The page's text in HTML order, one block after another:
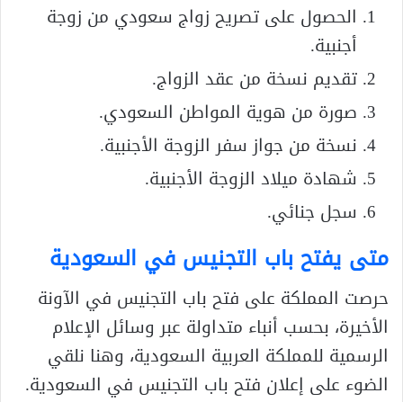
الحصول على تصريح زواج سعودي من زوجة
أجنبية.
تقديم نسخة من عقد الزواج.
صورة من هوية المواطن السعودي.
نسخة من جواز سفر الزوجة الأجنبية.
شهادة ميلاد الزوجة الأجنبية.
سجل جنائي.
متى يفتح باب التجنيس في السعودية
حرصت المملكة على فتح باب التجنيس في الآونة
الأخيرة، بحسب أنباء متداولة عبر وسائل الإعلام
الرسمية للمملكة العربية السعودية، وهنا نلقي
الضوء على إعلان فتح باب التجنيس في السعودية.